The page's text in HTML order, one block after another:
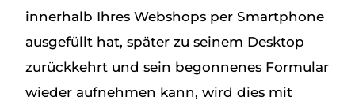
innerhalb Ihres Webshops per Smartphone
ausgefüllt hat, später zu seinem Desktop
zurückkehrt und sein begonnenes Formular
wieder aufnehmen kann, wird dies mit